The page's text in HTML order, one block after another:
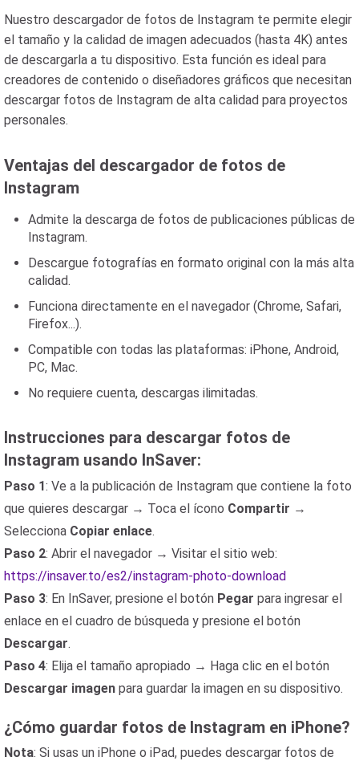
Nuestro descargador de fotos de Instagram te permite elegir
el tamaño y la calidad de imagen adecuados (hasta 4K) antes
de descargarla a tu dispositivo. Esta función es ideal para
creadores de contenido o diseñadores gráficos que necesitan
descargar fotos de Instagram de alta calidad para proyectos
personales.
Ventajas del descargador de fotos de
Instagram
Admite la descarga de fotos de publicaciones públicas de
Instagram.
Descargue fotografías en formato original con la más alta
calidad.
Funciona directamente en el navegador (Chrome, Safari,
Firefox...).
Compatible con todas las plataformas: iPhone, Android,
PC, Mac.
No requiere cuenta, descargas ilimitadas.
Instrucciones para descargar fotos de
Instagram usando InSaver:
Paso 1: Ve a la publicación de Instagram que contiene la foto
que quieres descargar → Toca el ícono Compartir →
Selecciona Copiar enlace.
Paso 2: Abrir el navegador → Visitar el sitio web:
https://insaver.to/es2/instagram-photo-download
Paso 3: En InSaver, presione el botón Pegar para ingresar el
enlace en el cuadro de búsqueda y presione el botón
Descargar.
Paso 4: Elija el tamaño apropiado → Haga clic en el botón
Descargar imagen para guardar la imagen en su dispositivo.
¿Cómo guardar fotos de Instagram en iPhone?
Nota: Si usas un iPhone o iPad, puedes descargar fotos de